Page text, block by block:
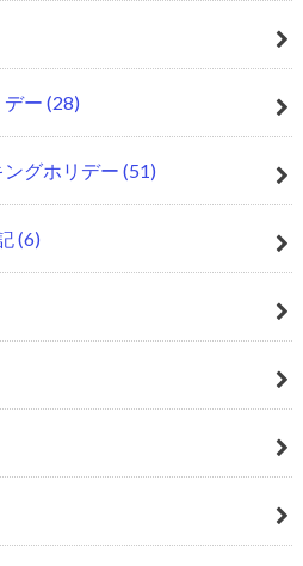
ー (28)
グホリデー (51)
(6)